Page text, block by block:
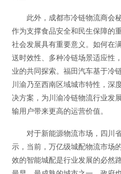
此外，成都市冷链物流商会秘
作为支撑食品安全和民生保障的
社会发展具有重要意义。如何在
送时效性、多种冷链场景适应性
业的共同探索。福田汽车基于冷
川渝乃至西南区域城市特性，深
决方案，为川渝冷链物流行业发
输用户带来更高的运营价值。
对于新能源物流市场，四川省
示，当前，万亿级城配物流市场
效的智能城配是行业发展的必然